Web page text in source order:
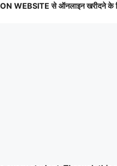
WEBSITE से ऑनलाइन खरीदने के